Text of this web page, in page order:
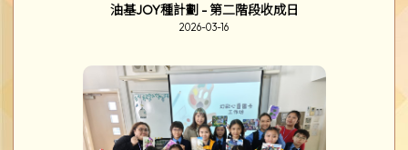
「玩創意」親子工作坊
2026-03-19